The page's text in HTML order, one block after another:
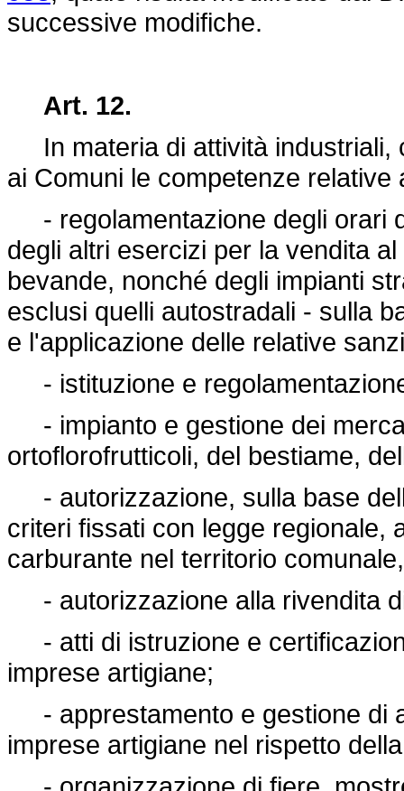
successive modifiche.
Art. 12.
In materia di attività industriali,
ai Comuni le competenze relative
- regolamentazione degli orari
degli altri esercizi per la vendita
bevande, nonché degli impianti
esclusi quelli autostradali - sulla
e l'applicazione delle relative
- istituzione e
- impianto e gestione dei
ortoflorofrutticoli, del bestiame,
- autorizzazione, sulla base
criteri fissati con legge regionale,
carburante nel territorio
- autorizzazione alla rivendita
- atti di istruzione e
imprese artigiane;
- apprestamento e gestione di
imprese artigiane nel rispetto